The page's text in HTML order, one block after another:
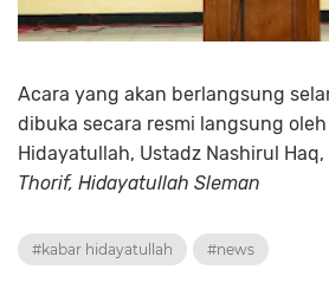
Acara yang akan berlangsung
dibuka secara resmi langsung oleh
Hidayatullah, Ustadz Nashirul Haq,
Thorif, Hidayatullah Sleman
#kabar hidayatullah #news